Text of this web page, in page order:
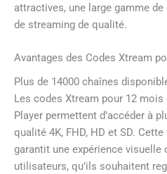
attractives, une large gamme
de streaming de qualité.
Avantages des Codes Xtream
Plus de 14000 chaînes
Les codes Xtream pour 12
Player permettent d’accéder à
qualité 4K, FHD, HD et SD.
garantit une expérience visuelle
utilisateurs, qu’ils souhaitent